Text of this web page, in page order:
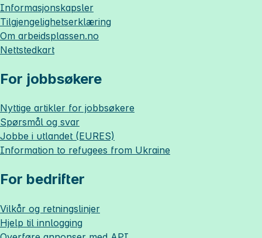
Informasjonskapsler
Tilgjengelighetserklæring
Om arbeidsplassen.no
Nettstedkart
For jobbsøkere
Nyttige artikler for jobbsøkere
Spørsmål og svar
Jobbe i utlandet (EURES)
Information to refugees from Ukraine
For bedrifter
Vilkår og retningslinjer
Hjelp til innlogging